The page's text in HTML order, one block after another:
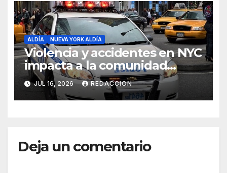
ALDÍA NUEVA YORK ALDÍA
Violencia y accidentes en NYC
impacta a la comunidad
dominicana
JUL 16, 2026 REDACCION
Deja un comentario